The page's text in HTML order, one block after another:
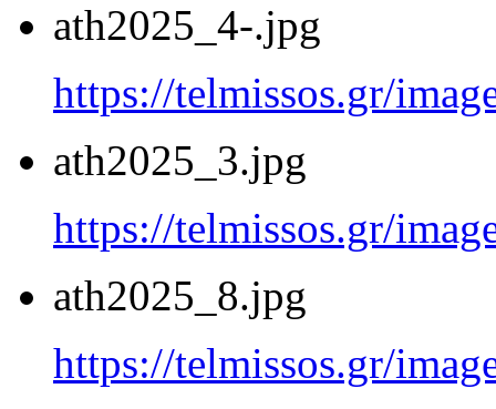
ath2025_4-.jpg
https://telmissos.gr/
ath2025_3.jpg
https://telmissos.gr/
ath2025_8.jpg
https://telmissos.gr/